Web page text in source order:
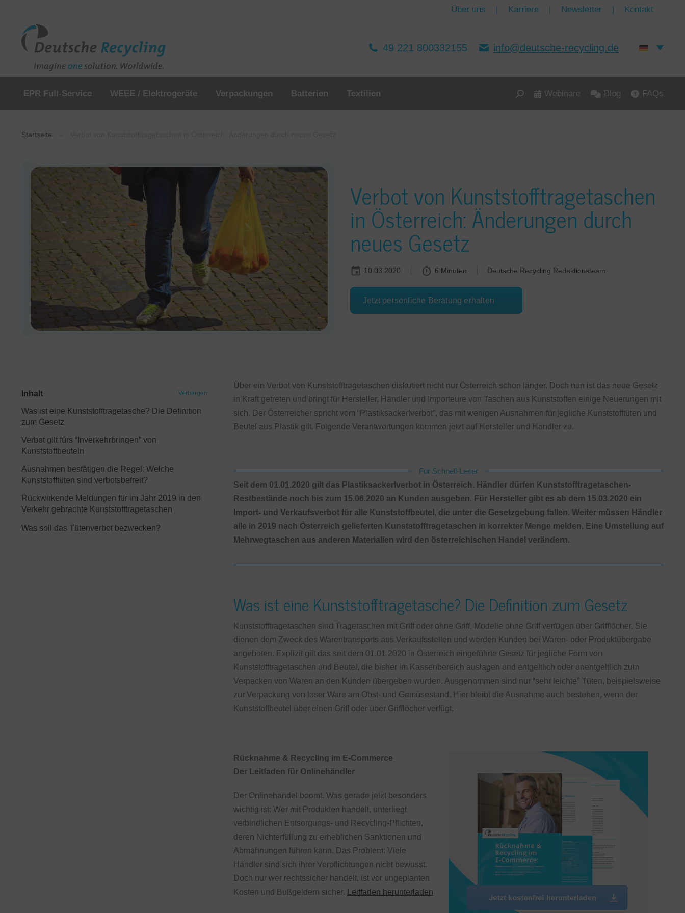
Über uns | Karriere | Newsletter | Kontakt
49 221 800332155 info@deutsche-recycling.de
EPR Full-Service WEEE / Elektrogeräte Verpackungen Batterien Textilien Search: Webinare Blog FAQs
Startseite
Verbot von Kunststofftragetaschen
in Österreich: Änderungen durch
neues Gesetz
10.03.2020 6 Minuten Deutsche Recycling Redaktionsteam
Jetzt persönliche Beratung erhalten
Inhalt Verbergen
Was ist eine Kunststofftragetasche? Die Definition
zum Gesetz
Verbot gilt fürs “Inverkehrbringen” von
Kunststoffbeuteln
Ausnahmen bestätigen die Regel: Welche
Kunststofftüten sind verbotsbefreit?
Rückwirkende Meldungen für im Jahr 2019 in den
Verkehr gebrachte Kunststofftragetaschen
Was soll das Tütenverbot bezwecken?
Über ein Verbot von Kunststofftragetaschen diskutiert nicht nur Österreich schon länger. Doch nun ist das neue Gesetz
in Kraft getreten und bringt für Hersteller, Händler und Importeure von Taschen aus Kunststoffen einige Neuerungen mit
sich. Der Österreicher spricht vom “Plastiksackerlverbot”, das mit wenigen Ausnahmen für jegliche Kunststofftüten und
Beutel aus Plastik gilt. Folgende Verantwortungen kommen jetzt auf Hersteller und Händler zu.
Für Schnell-Leser
Seit dem 01.01.2020 gilt das Plastiksackerlverbot in Österreich. Händler dürfen Kunststofftragetaschen-
Restbestände noch bis zum 15.06.2020 an Kunden ausgeben. Für Hersteller gibt es ab dem 15.03.2020 ein
Import- und Verkaufsverbot für alle Kunststoffbeutel, die unter die Gesetzgebung fallen. Weiter müssen Händler
alle in 2019 nach Österreich gelieferten Kunststofftragetaschen in korrekter Menge melden. Eine Umstellung auf
Mehrwegtaschen aus anderen Materialien wird den österreichischen Handel verändern.
Was ist eine Kunststofftragetasche? Die Definition zum Gesetz
Kunststofftragetaschen sind Tragetaschen mit Griff oder ohne Griff. Modelle ohne Griff verfügen über Grifflöcher. Sie
dienen dem Zweck des Warentransports aus Verkaufsstellen und werden Kunden bei Waren- oder Produktübergabe
angeboten. Explizit gilt das seit dem 01.01.2020 in Österreich eingeführte Gesetz für jegliche Form von
Kunststofftragetaschen und Beutel, die bisher im Kassenbereich auslagen und entgeltlich oder unentgeltlich zum
Verpacken von Waren an den Kunden übergeben wurden. Ausgenommen sind nur “sehr leichte” Tüten, beispielsweise
zur Verpackung von loser Ware am Obst- und Gemüsestand. Hier bleibt die Ausnahme auch bestehen, wenn der
Kunststoffbeutel über einen Griff oder über Grifflöcher verfügt.
Rücknahme & Recycling im E-Commerce
Der Leitfaden für Onlinehändler
Der Onlinehandel boomt. Was gerade jetzt besonders
wichtig ist: Wer mit Produkten handelt, unterliegt
verbindlichen Entsorgungs- und Recycling-Pflichten,
deren Nichterfüllung zu erheblichen Sanktionen und
Abmahnungen führen kann. Das Problem: Viele
Händler sind sich ihrer Verpflichtungen nicht bewusst.
Doch nur wer rechtssicher handelt, ist vor ungeplanten
Kosten und Bußgeldern sicher.
Leitfaden herunterladen